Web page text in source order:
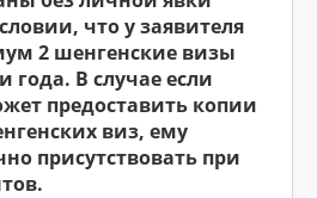
что у заявителя
2 шенгенские визы
года. В случае если
предоставить копии
виз, ему
присутствовать при